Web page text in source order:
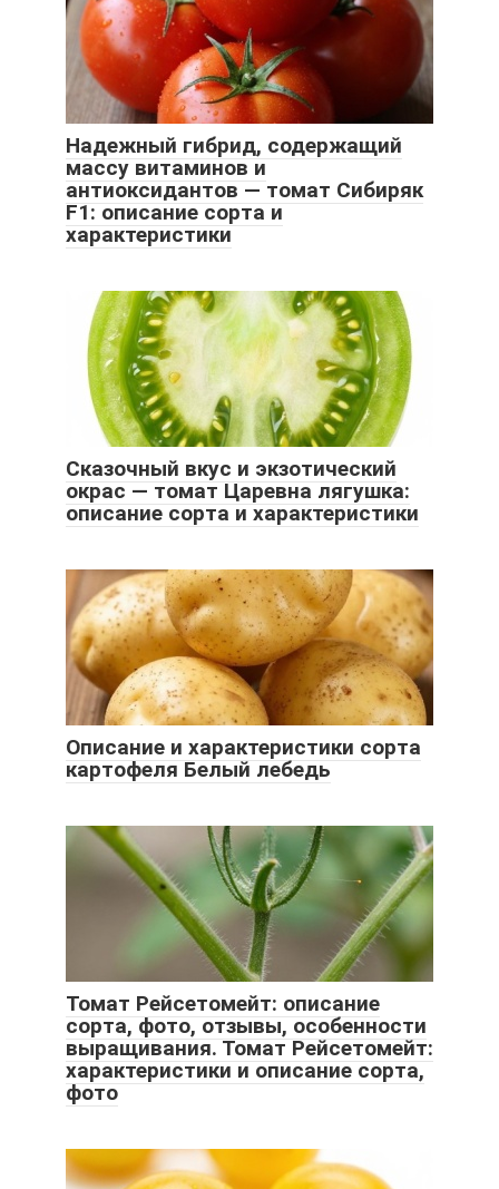
Надежный гибрид, содержащий
массу витаминов и
антиоксидантов — томат Сибиряк
F1: описание сорта и
характеристики
Сказочный вкус и экзотический
окрас — томат Царевна лягушка:
описание сорта и характеристики
Описание и характеристики сорта
картофеля Белый лебедь
Томат Рейсетомейт: описание
сорта, фото, отзывы, особенности
выращивания. Томат Рейсетомейт:
характеристики и описание сорта,
фото